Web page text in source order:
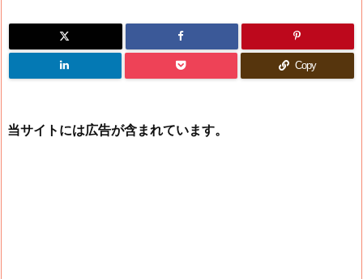
Copy
当サイトには広告が含まれています。